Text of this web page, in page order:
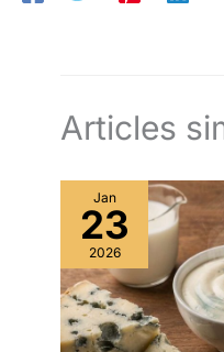
Articles
Jan
23
2026